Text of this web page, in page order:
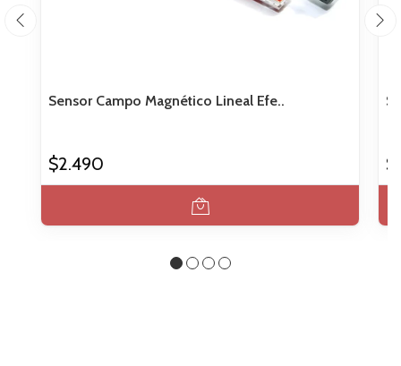
Sensor Campo Magnético Lineal Efe..
$2.490